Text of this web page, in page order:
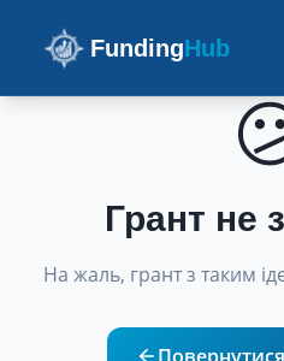
FundingHub
Грант не
На жаль, грант з таким